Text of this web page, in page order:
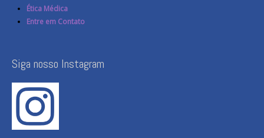
Ética Médica
Entre em Contato
Siga nosso Instagram